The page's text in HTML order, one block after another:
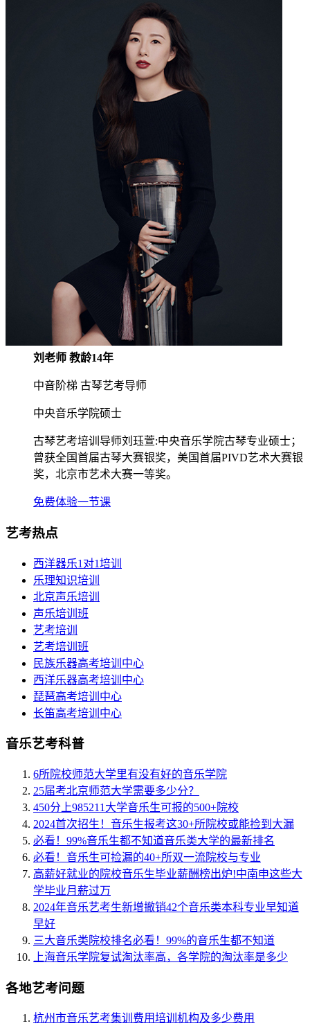
刘老师 教龄14年
中音阶梯 古琴艺考导师
中央音乐学院硕士
古琴艺考培训导师刘珏萱:中央音乐学院古琴专业硕士；
曾获全国首届古琴大赛银奖，美国首届PIVD艺术大赛银
奖，北京市艺术大赛一等奖。
免费体验一节课
艺考热点
西洋器乐1对1培训
乐理知识培训
北京声乐培训
声乐培训班
艺考培训
艺考培训班
民族乐器高考培训中心
西洋乐器高考培训中心
琵琶高考培训中心
长笛高考培训中心
音乐艺考科普
6所院校师范大学里有没有好的音乐学院
25届考北京师范大学需要多少分？
450分上985211大学音乐生可报的500+院校
2024首次招生！音乐生报考这30+所院校或能捡到大漏
必看！99%音乐生都不知道音乐类大学的最新排名
必看！音乐生可捡漏的40+所双一流院校与专业
高薪好就业的院校音乐生毕业薪酬榜出炉!中南申这些大
学毕业月薪过万
2024年音乐艺考生新增撤销42个音乐类本科专业早知道
早好
三大音乐类院校排名必看！99%的音乐生都不知道
上海音乐学院复试淘汰率高，各学院的淘汰率是多少
各地艺考问题
杭州市音乐艺考集训费用培训机构及多少费用